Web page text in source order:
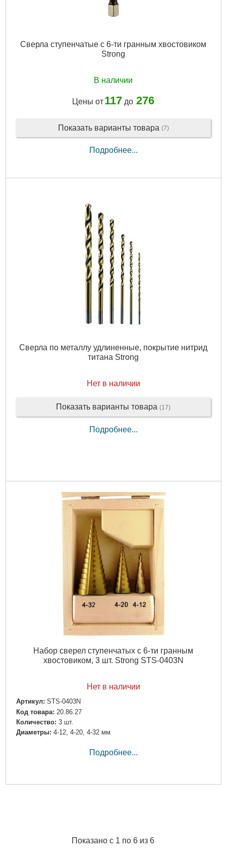
Сверла ступенчатые с 6-ти гранным хвостовиком
Strong
В наличии
Цены от117 до 276
Показать варианты товара (7)
Подробнее...
Сверла по металлу удлиненные, покрытие нитрид
титана Strong
Нет в наличии
Показать варианты товара (17)
Подробнее...
Набор сверел ступенчатых с 6-ти гранным
хвостовиком, 3 шт. Strong STS-0403N
Нет в наличии
Артикул: STS-0403N
Код товара: 20.86.27
Количество: 3 шт.
Диаметры: 4-12, 4-20, 4-32 мм
Подробнее...
Показано с 1 по 6 из 6